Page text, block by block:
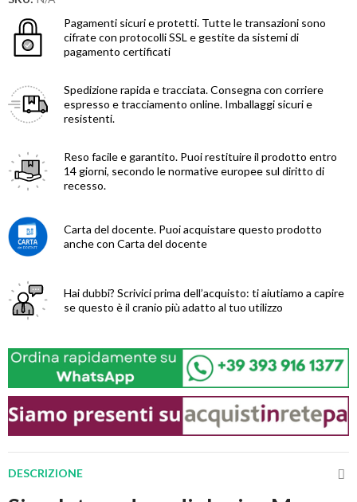
Pagamenti sicuri e protetti. Tutte le transazioni sono
cifrate con protocolli SSL e gestite da sistemi di
pagamento certificati
Spedizione rapida e tracciata.Consegna con corriere
espresso e tracciamento online. Imballaggi sicuri e
resistenti.
Reso facile e garantito. Puoi restituire il prodotto entro
14 giorni, secondo le normative europee sul diritto di
recesso.
Carta del docente. Puoi acquistare questo prodotto
anche con Carta del docente
Hai dubbi? Scrivici prima dell’acquisto: ti aiutiamo a capire
se questo è il cranio più adatto al tuo utilizzo
DESCRIZIONE